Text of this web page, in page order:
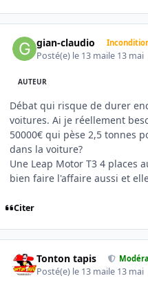
gian-claudio
Posté(e) le 13 maile 13 mai
AUTEUR
Débat qui risque de durer
voitures. Ai je réellement
50000€ qui pèse 2,5 tonnes
dans la voiture?
Une Leap Motor T3 4 places
bien faire l'affaire aussi et
Citer
Tonton tapis
Posté(e) le 13 maile 13 mai